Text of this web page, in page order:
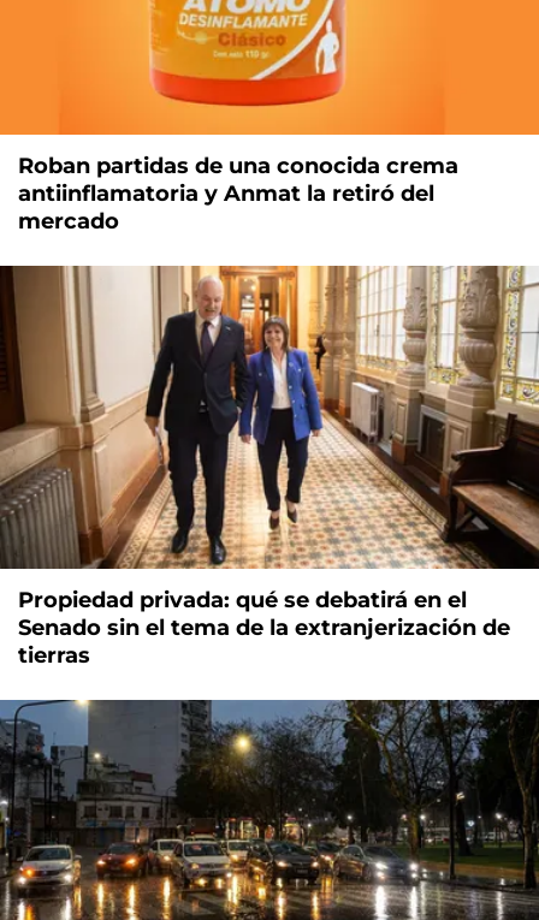
Roban partidas de una conocida crema
antiinflamatoria y Anmat la retiró del
mercado
Propiedad privada: qué se debatirá en el
Senado sin el tema de la extranjerización de
tierras